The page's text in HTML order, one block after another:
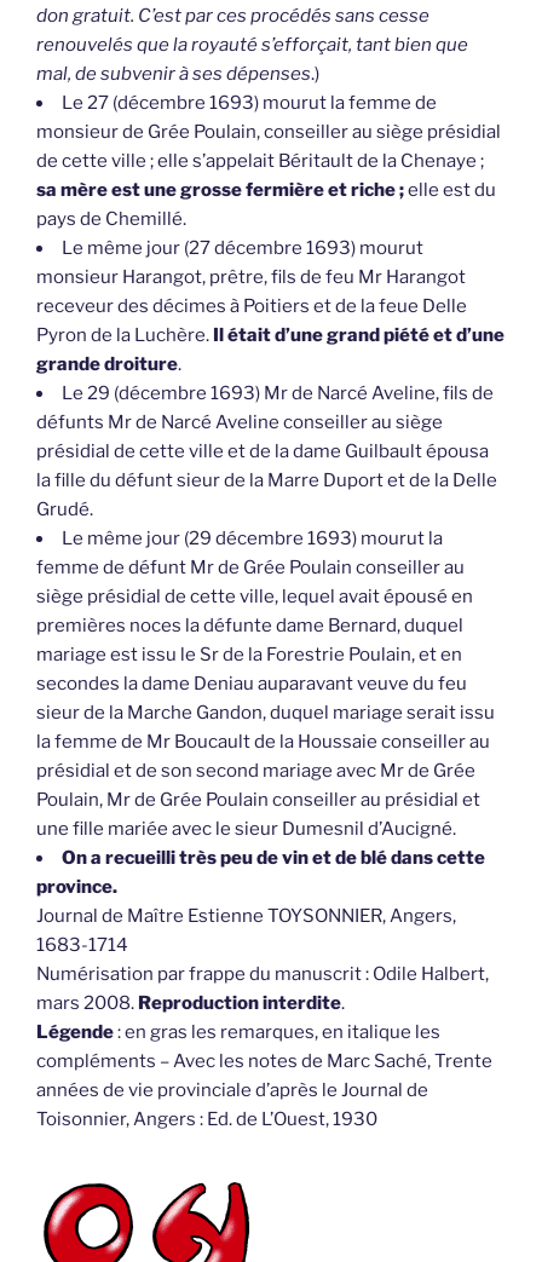
don gratuit. C’est par ces procédés sans cesse
renouvelés que la royauté s’efforçait, tant bien que
mal, de subvenir à ses dépenses.)
Le 27 (décembre 1693) mourut la femme de
monsieur de Grée Poulain, conseiller au siège présidial
de cette ville ; elle s’appelait Béritault de la Chenaye ;
sa mère est une grosse fermière et riche ;elle est du
pays de Chemillé.
Le même jour (27 décembre 1693) mourut
monsieur Harangot, prêtre, fils de feu Mr Harangot
receveur des décimes à Poitiers et de la feue Delle
Pyron de la Luchère. Il était d’une grand piété et d’une
grande droiture.
Le 29 (décembre 1693) Mr de Narcé Aveline, fils de
défunts Mr de Narcé Aveline conseiller au siège
présidial de cette ville et de la dame Guilbault épousa
la fille du défunt sieur de la Marre Duport et de la Delle
Grudé.
Le même jour (29 décembre 1693) mourut la
femme de défunt Mr de Grée Poulain conseiller au
siège présidial de cette ville, lequel avait épousé en
premières noces la défunte dame Bernard, duquel
mariage est issu le Sr de la Forestrie Poulain, et en
secondes la dame Deniau auparavant veuve du feu
sieur de la Marche Gandon, duquel mariage serait issu
la femme de Mr Boucault de la Houssaie conseiller au
présidial et de son second mariage avec Mr de Grée
Poulain, Mr de Grée Poulain conseiller au présidial et
une fille mariée avec le sieur Dumesnil d’Aucigné.
On a recueilli très peu de vin et de blé dans cette
province.
Journal de Maître Estienne TOYSONNIER, Angers,
1683-1714
Numérisation par frappe du manuscrit : Odile Halbert,
mars 2008. Reproduction interdite.
Légende: en gras les remarques, en italique les
compléments – Avec les notes de Marc Saché, Trente
années de vie provinciale d’après le Journal de
Toisonnier, Angers : Ed. de L’Ouest, 1930